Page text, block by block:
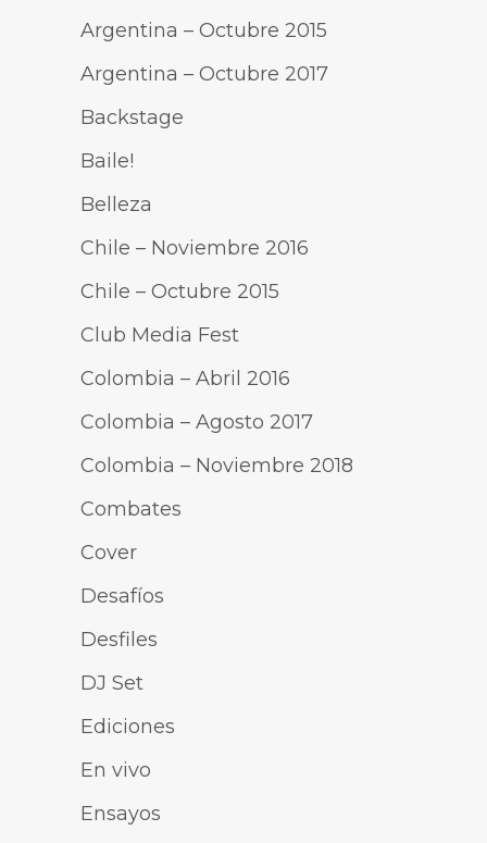
Argentina – Octubre 2015
Argentina – Octubre 2017
Backstage
Baile!
Belleza
Chile – Noviembre 2016
Chile – Octubre 2015
Club Media Fest
Colombia – Abril 2016
Colombia – Agosto 2017
Colombia – Noviembre 2018
Combates
Cover
Desafíos
Desfiles
DJ Set
Ediciones
En vivo
Ensayos